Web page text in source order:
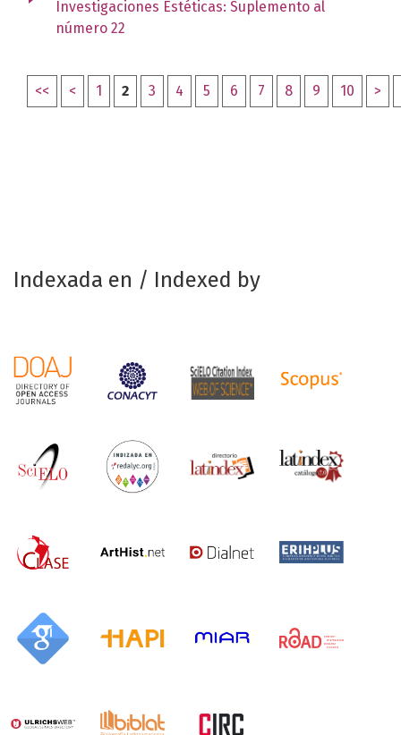
Investigaciones Estéticas: Suplemento al
número 22
<< < 1 2 3 4 5 6 7 8 9 10 >
Indexada en / Indexed by